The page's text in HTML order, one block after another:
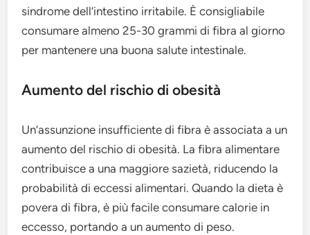
sindrome dell’intestino irritabile. È consigliabile
consumare almeno 25-30 grammi di fibra al giorno
per mantenere una buona salute intestinale.
Aumento del rischio di obesità
Un’assunzione insufficiente di fibra è associata a un
aumento del rischio di obesità. La fibra alimentare
contribuisce a una maggiore sazietà, riducendo la
probabilità di eccessi alimentari. Quando la dieta è
povera di fibra, è più facile consumare calorie in
eccesso, portando a un aumento di peso.